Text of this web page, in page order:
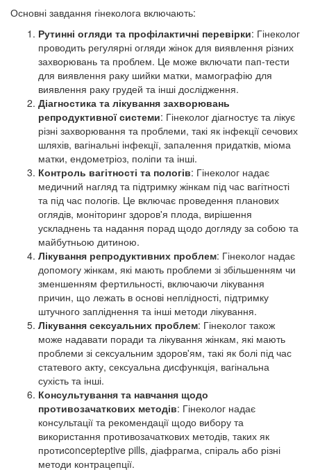
Основні завдання гінеколога включають:
Рутинні огляди та профілактичні перевірки: Гінеколог
проводить регулярні огляди жінок для виявлення різних
захворювань та проблем. Це може включати пап-тести
для виявлення раку шийки матки, мамографію для
виявлення раку грудей та інші дослідження.
Діагностика та лікування захворювань
репродуктивної системи: Гінеколог діагностує та лікує
різні захворювання та проблеми, такі як інфекції сечових
шляхів, вагінальні інфекції, запалення придатків, міома
матки, ендометріоз, поліпи та інші.
Контроль вагітності та пологів: Гінеколог надає
медичний нагляд та підтримку жінкам під час вагітності
та під час пологів. Це включає проведення планових
оглядів, моніторинг здоров'я плода, вирішення
ускладнень та надання порад щодо догляду за собою та
майбутньою дитиною.
Лікування репродуктивних проблем: Гінеколог надає
допомогу жінкам, які мають проблеми зі збільшенням чи
зменшенням фертильності, включаючи лікування
причин, що лежать в основі неплідності, підтримку
штучного запліднення та інші методи лікування.
Лікування сексуальних проблем: Гінеколог також
може надавати поради та лікування жінкам, які мають
проблеми зі сексуальним здоров'ям, такі як болі під час
статевого акту, сексуальна дисфункція, вагінальна
сухість та інші.
Консультування та навчання щодо
противозачаткових методів: Гінеколог надає
консультації та рекомендації щодо вибору та
використання противозачаткових методів, таких як
протиconcepteptive pills, діафрагма, спіраль або різні
методи контрацепції.